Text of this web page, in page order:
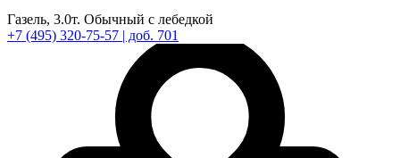
Газель, 3.0т. Обычный с лебедкой
+7 (495) 320-75-57 | доб. 701